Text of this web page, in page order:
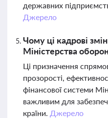
державних
Джерело
Чому ці кадрові
Міністерства
Ці призначення
прозорості,
фінансової системи
важливим для
країни. Джерело